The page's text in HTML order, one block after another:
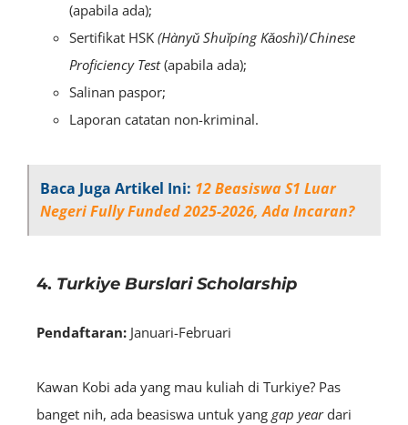
(apabila ada);
Sertifikat HSK (Hànyǔ Shuǐpíng Kǎoshì)/Chinese
Proficiency Test(apabila ada);
Salinan paspor;
Laporan catatan non-kriminal.
Baca Juga Artikel Ini: 12 Beasiswa S1 Luar
Negeri Fully Funded 2025-2026, Ada Incaran?
4. Turkiye Burslari Scholarship
Pendaftaran: Januari-Februari
Kawan Kobi ada yang mau kuliah di Turkiye? Pas
banget nih, ada beasiswa untuk yang gap yeardari